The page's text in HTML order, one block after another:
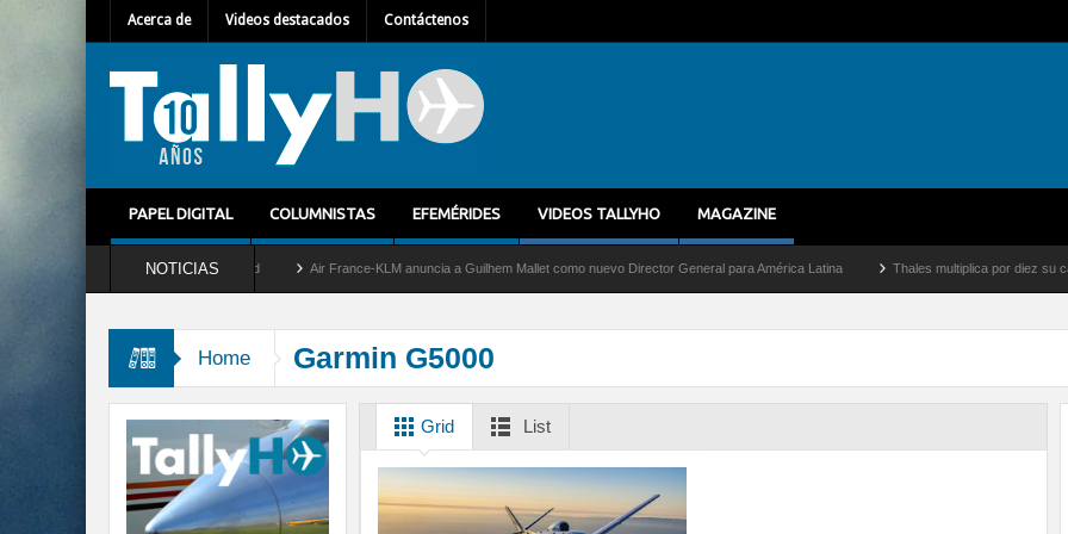
Acerca de Videos destacados Contáctenos
PAPEL DIGITAL COLUMNISTAS EFEMÉRIDES VIDEOS TALLYHO MAGAZINE
NOTICIAS
del servicio al C-2 Greyhound Air France-KLM anuncia a Guilhem Mallet como nuevo Director General para América Latina Thales multiplica por diez su
Home Garmin G5000
Grid List